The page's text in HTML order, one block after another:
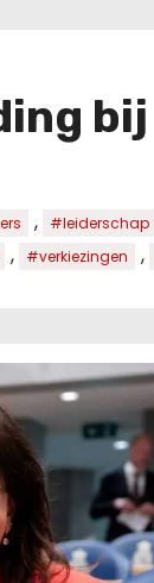
bij
, #leiderschap
, #verkiezingen ,